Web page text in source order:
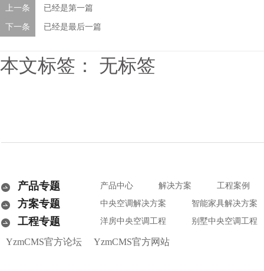
上一条 已经是第一篇
下一条 已经是最后一篇
本文标签： 无标签
产品专题 产品中心 解决方案 工程案例
方案专题 中央空调解决方案 智能家具解决方案
工程专题 洋房中央空调工程 别墅中央空调工程
YzmCMS官方论坛 YzmCMS官方网站